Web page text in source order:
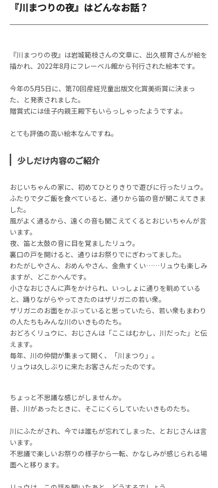
『川まつりの夜』はどんなお話？
『川まつりの夜』は岩城範枝さんの文章に、出久根育さんが絵を
描かれ、2022年8月にフレーベル館から刊行された絵本です。
今年の5月5日に、第70回産経児童出版文化賞美術賞に決まっ
た、と発表されました。
贈賞式には佳子内親王殿下もいらっしゃったようですよ。
とても評価の高い絵本なんですね。
少しだけ内容のご紹介
おじいちゃんの家に、初めてひとりきりで遊びに行ったリュウ。
ふたりで夕ご飯を食べていると、通りから笛の音が聞こえてきま
した。
風がよく通るから、遠くの音も聞こえてくるとおじいちゃんが言
います。
夜、笛と太鼓の音に目を覚ましたリュウ。
裏口の戸を開けると、通りはお祭りでにぎわってました。
わたがしやさん、おめんやさん、金魚すくい……リュウも楽しみ
ますが、どこかへんです。
小さなおじさんに声をかけられ、いっしょに通りを眺めている
と、踊りながらやってきたのはザリガニの若い衆。
ザリガニのお面をかぶっていると思っていたら、若い衆もまわり
の人たちもみんな川のいきものたち。
おどろくリュウに、おじさんは「ここはむかし、川だった」と伝
えます。
毎年、川の仲間が集まって開く、「川まつり」。
リュウは久しぶりに来たお客さんだったのです。
ちょっと不思議な感じがしませんか。
昔、川があったときに、そこにくらしていたいきものたち。
川にふたがされ、今では誰もが忘れてしまった、とおじさんは言
います。
不思議で楽しいお祭りの様子から一転、かなしみが感じられる場
面へと移ります。